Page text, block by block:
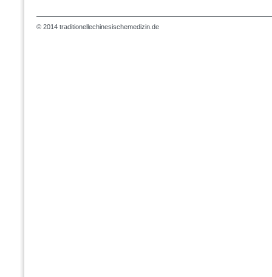
© 2014 traditionellechinesischemedizin.de